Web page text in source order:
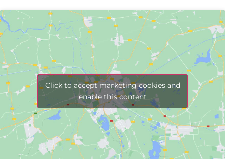
Click to accept marketing cookies and
enable this content